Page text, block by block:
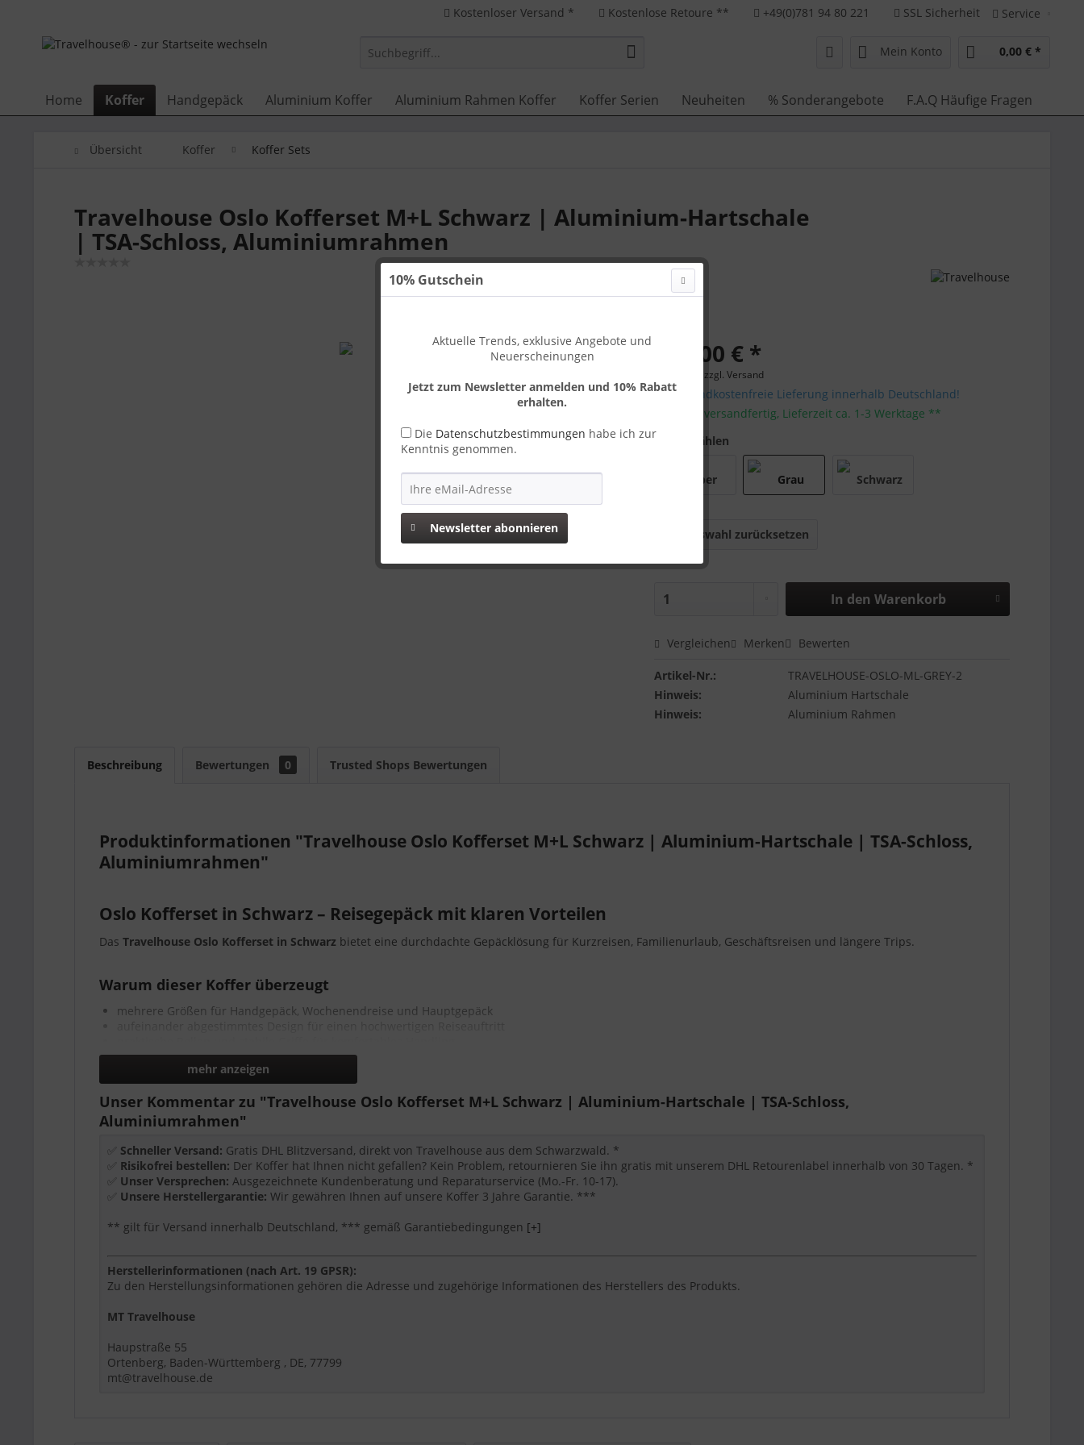
Service
Kostenloser Versand * Kostenlose Retoure ** +49(0)781 94 80 221 SSL Sicherheit
Mein Konto 0,00 € *
Home Koffer Handgepäck Aluminium Koffer Aluminium Rahmen Koffer Koffer Serien Neuheiten % Sonderangebote F.A.Q Häufige Fragen
Übersicht Koffer Koffer Sets
Travelhouse Oslo Kofferset M+L Schwarz | Aluminium-Hartschale
| TSA-Schloss, Aluminiumrahmen
579,00 € *
zzgl. Versand
Versandkostenfreie Lieferung innerhalb Deutschland!
Sofort versandfertig, Lieferzeit ca. 1-3 Werktage **
Farbe wählen
Auswahl zurücksetzen
In den Warenkorb
Vergleichen Merken Bewerten
Artikel-Nr.:
TRAVELHOUSE-OSLO-ML-GREY-2
Hinweis:
Aluminium Hartschale
Hinweis:
Aluminium Rahmen
Beschreibung Bewertungen 0 Trusted Shops Bewertungen
Produktinformationen "Travelhouse Oslo Kofferset M+L Schwarz | Aluminium-Hartschale | TSA-Schloss,
Aluminiumrahmen"
Oslo Kofferset in Schwarz – Reisegepäck mit klaren Vorteilen
Das Travelhouse Oslo Kofferset in Schwarz bietet eine durchdachte Gepäcklösung für Kurzreisen, Familienurlaub, Geschäftsreisen und längere Trips.
Warum dieser Koffer überzeugt
mehrere Größen für Handgepäck, Wochenendreise und Hauptgepäck
ideal, wenn Sie ein komplettes Kofferset kaufen möchten
Wichtige Ausstattung
TSA-Schloss
zipperless Design
4 Rollen
Größe:M
Maße:65 x 42 x 26 cm
Volumen:70 L
Gewicht:5,2 kg
Aluminium-Hartschale
Größe:L
Maße:75 x 48 x 29 cm
Volumen:102 L
Gewicht:6,5 kg
Material: Aluminium-Hartschale
mehr anzeigen
Unser Kommentar zu "Travelhouse Oslo Kofferset M+L Schwarz | Aluminium-Hartschale | TSA-Schloss,
Aluminiumrahmen"
Schneller Versand: Gratis DHL Blitzversand, direkt von Travelhouse aus dem Schwarzwald. *
Risikofrei bestellen: Der Koffer hat Ihnen nicht gefallen? Kein Problem, retournieren Sie ihn gratis mit unserem DHL Retourenlabel innerhalb von 30 Tagen. *
Unser Versprechen: Ausgezeichnete Kundenberatung und Reparaturservice (Mo.-Fr. 10-17).
Unsere Herstellergarantie: Wir gewähren Ihnen auf unsere Koffer 3 Jahre Garantie. ***
** gilt für Versand innerhalb Deutschland, *** gemäß Garantiebedingungen [+]
Herstellerinformationen (nach Art. 19 GPSR):
Zu den Herstellungsinformationen gehören die Adresse und zugehörige Informationen des Herstellers des Produkts.
MT Travelhouse
Haupstraße 55
Ortenberg, Baden-Württemberg , DE, 77799
mt@travelhouse.de
10% Gutschein
Aktuelle Trends, exklusive Angebote und
Neuerscheinungen
Jetzt zum Newsletter anmelden und 10% Rabatt
erhalten.
Die Datenschutzbestimmungen habe ich zur
Kenntnis genommen.
Newsletter abonnieren